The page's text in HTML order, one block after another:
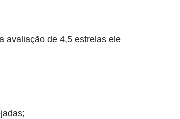
avaliação de 4,5 estrelas ele